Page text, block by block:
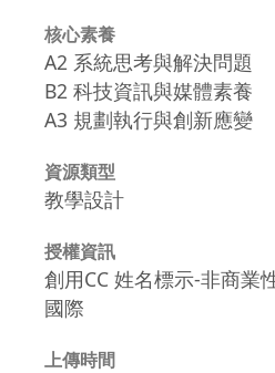
核心素養
A2 系統思考與解決問題
B2 科技資訊與媒體素養
A3 規劃執行與創新應變
資源類型
教學設計
授權資訊
創用CC 姓名標示-非商業
國際
上傳時間